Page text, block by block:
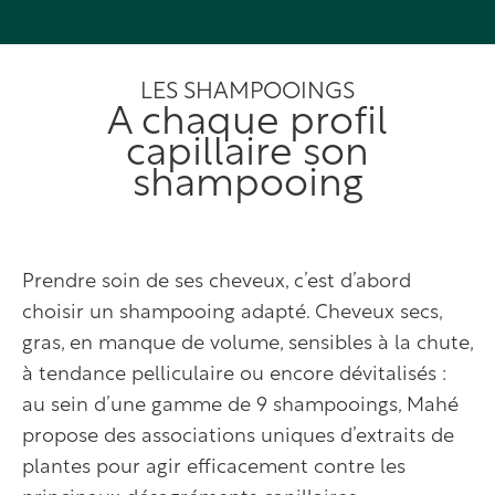
LES SHAMPOOINGS
A chaque profil
capillaire son
shampooing
Prendre soin de ses cheveux, c’est d’abord
choisir un shampooing adapté. Cheveux secs,
gras, en manque de volume, sensibles à la chute,
à tendance pelliculaire ou encore dévitalisés :
au sein d’une gamme de 9 shampooings, Mahé
propose des associations uniques d’extraits de
plantes pour agir efficacement contre les